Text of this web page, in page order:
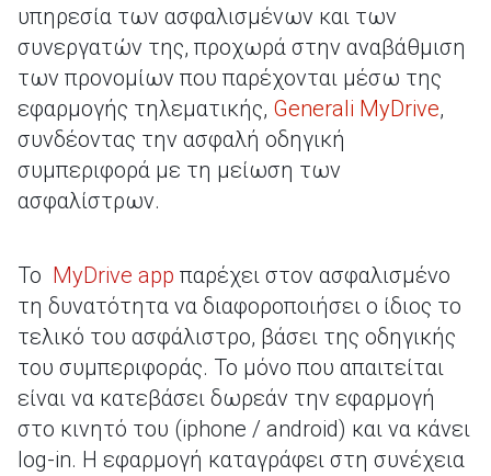
υπηρεσία των ασφαλισμένων και των
συνεργατών της, προχωρά στην αναβάθμιση
των προνομίων που παρέχονται μέσω της
εφαρμογής τηλεματικής, Generali MyDrive,
συνδέοντας την ασφαλή οδηγική
συμπεριφορά με τη μείωση των
ασφαλίστρων.
Το MyDrive app παρέχει στον ασφαλισμένο
τη δυνατότητα να διαφοροποιήσει ο ίδιος το
τελικό του ασφάλιστρο, βάσει της οδηγικής
του συμπεριφοράς. Το μόνο που απαιτείται
είναι να κατεβάσει δωρεάν την εφαρμογή
στο κινητό του (iphone / android) και να κάνει
log-in. H εφαρμογή καταγράφει στη συνέχεια